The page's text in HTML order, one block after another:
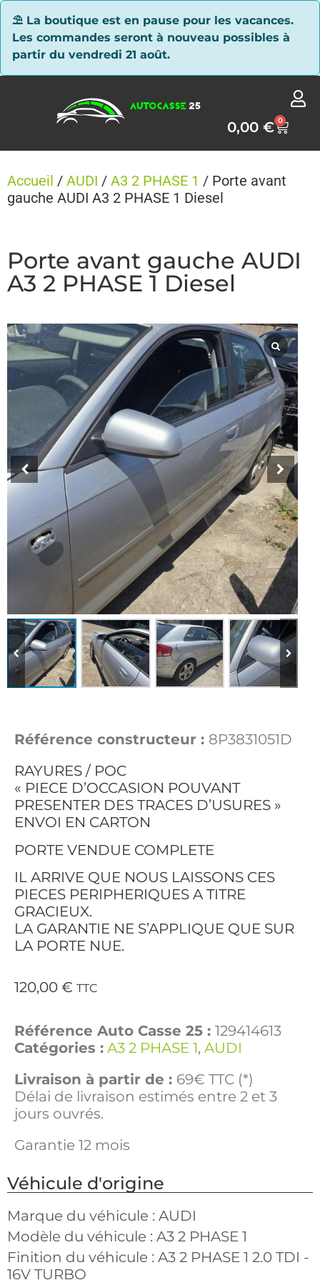
⛱ La boutique est en pause pour les vacances.
Les commandes seront à nouveau possibles à
partir du vendredi 21 août.
0,00€ 0
Accueil / AUDI / A3 2 PHASE 1 / Porte avant
gauche AUDI A3 2 PHASE 1 Diesel
Porte avant gauche AUDI
A3 2 PHASE 1 Diesel
Référence constructeur : 8P3831051D
RAYURES / POC
« PIECE D’OCCASION POUVANT
PRESENTER DES TRACES D’USURES »
ENVOI EN CARTON
PORTE VENDUE COMPLETE
IL ARRIVE QUE NOUS LAISSONS CES
PIECES PERIPHERIQUES A TITRE
GRACIEUX.
LA GARANTIE NE S’APPLIQUE QUE SUR
LA PORTE NUE.
120,00 € TTC
Référence Auto Casse 25 : 129414613
Catégories : A3 2 PHASE 1, AUDI
Livraison à partir de : 69€ TTC (*)
Délai de livraison estimés entre 2 et 3
jours ouvrés.
Garantie 12 mois
Véhicule d'origine
Marque du véhicule : AUDI
Modèle du véhicule : A3 2 PHASE 1
Finition du véhicule : A3 2 PHASE 1 2.0 TDI -
16V TURBO
Panneau de gestion des cookies